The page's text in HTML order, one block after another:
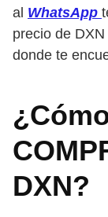
al WhatsApp
precio de
donde te
DXN?